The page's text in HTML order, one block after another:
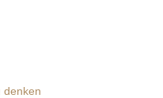
denken